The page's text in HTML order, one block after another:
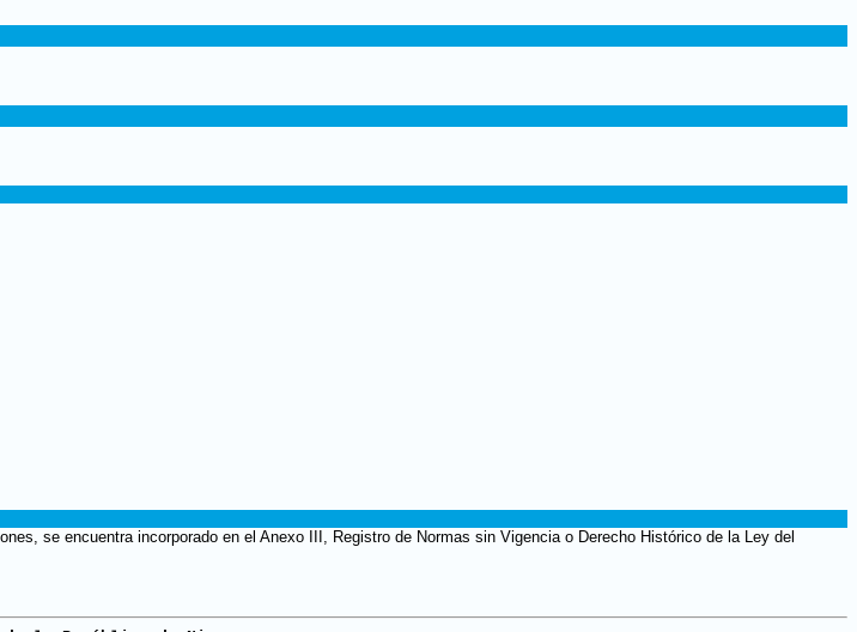
se encuentra incorporado en el Anexo III, Registro de Normas sin Vigencia o Derecho Histórico de la Ley del